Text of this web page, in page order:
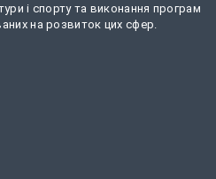
і спорту та виконання програм
на розвиток цих сфер.